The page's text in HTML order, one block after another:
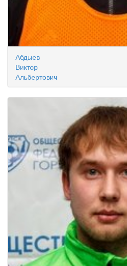
Абдыев
Виктор
Альбертович